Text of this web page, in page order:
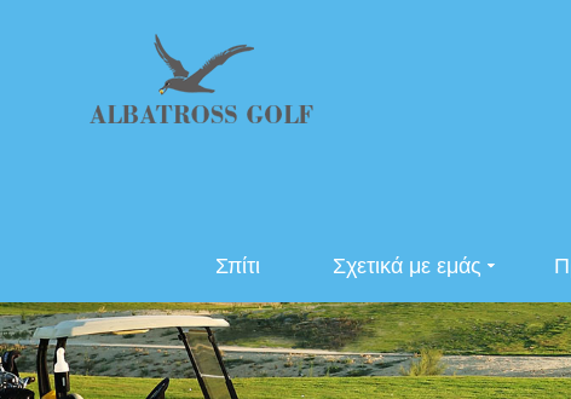
Σπίτι Σχετικά με εμάς